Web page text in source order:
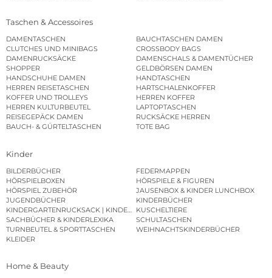
Taschen & Accessoires
DAMENTASCHEN
BAUCHTASCHEN DAMEN
CLUTCHES UND MINIBAGS
CROSSBODY BAGS
DAMENRUCKSÄCKE
DAMENSCHALS & DAMENTÜCHER
SHOPPER
GELDBÖRSEN DAMEN
HANDSCHUHE DAMEN
HANDTASCHEN
HERREN REISETASCHEN
HARTSCHALENKOFFER
KOFFER UND TROLLEYS
HERREN KOFFER
HERREN KULTURBEUTEL
LAPTOPTASCHEN
REISEGEPÄCK DAMEN
RUCKSÄCKE HERREN
BAUCH- & GÜRTELTASCHEN
TOTE BAG
Kinder
BILDERBÜCHER
FEDERMAPPEN
HÖRSPIELBOXEN
HÖRSPIELE & FIGUREN
HÖRSPIEL ZUBEHÖR
JAUSENBOX & KINDER LUNCHBOX
JUGENDBÜCHER
KINDERBÜCHER
KINDERGARTENRUCKSACK | KINDERGARTENBEUTEL
KUSCHELTIERE
SACHBÜCHER & KINDERLEXIKA
SCHULTASCHEN
TURNBEUTEL & SPORTTASCHEN
WEIHNACHTSKINDERBÜCHER
KLEIDER
Home & Beauty